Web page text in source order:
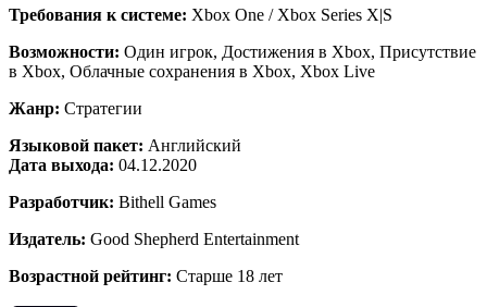
Требования к системе: Xbox One / Xbox Series X|S
Возможности: Один игрок, Достижения в Xbox, Присутствие
в Xbox, Облачные сохранения в Xbox, Xbox Live
Жанр: Стратегии
Языковой пакет: Английский
Дата выхода: 04.12.2020
Разработчик: Bithell Games
Издатель: Good Shepherd Entertainment
Возрастной рейтинг: Старше 18 лет